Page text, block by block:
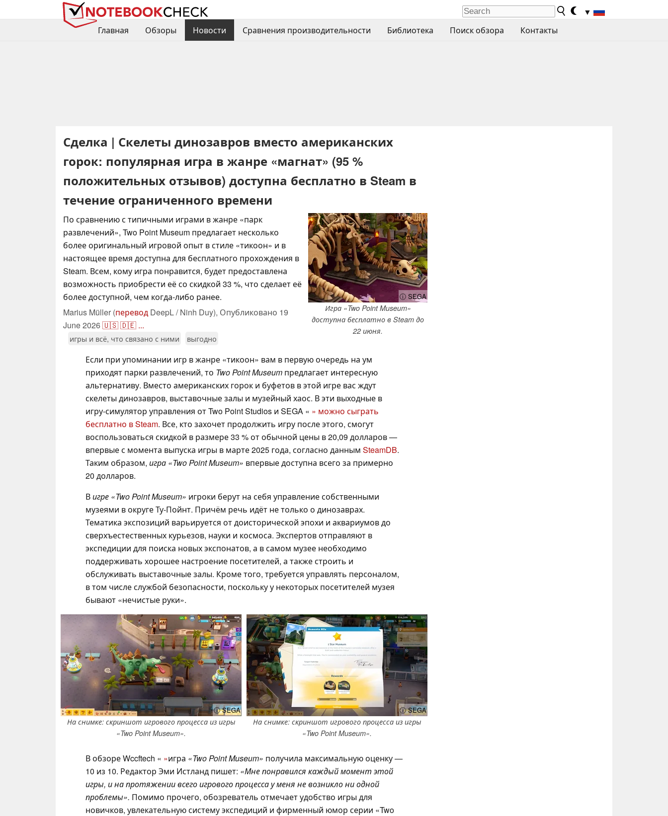
▼
Главная
Обзоры Новости Сравнения производительности Библиотека Поиск обзора Контакты
Сделка | Скелеты динозавров вместо американских
горок: популярная игра в жанре «магнат» (95 %
положительных отзывов) доступна бесплатно в Steam в
течение ограниченного времени
ⓘ SEGA
Игра «Two Point Museum»
доступна бесплатно в Steam до
22 июня.
По сравнению с типичными играми в жанре «парк
развлечений», Two Point Museum предлагает несколько
более оригинальный игровой опыт в стиле «тикоон» и в
настоящее время доступна для бесплатного прохождения в
Steam. Всем, кому игра понравится, будет предоставлена
возможность приобрести её со скидкой 33 %, что сделает её
более доступной, чем когда-либо ранее.
Marius Müller (перевод DeepL / Ninh Duy), Опубликовано 19
June 2026🇺🇸🇩🇪 ...
игры и всё, что связано с ними выгодно
Если при упоминании игр в жанре «тикоон» вам в первую очередь на ум
приходят парки развлечений, то Two Point Museum предлагает интересную
альтернативу. Вместо американских горок и буфетов в этой игре вас ждут
скелеты динозавров, выставочные залы и музейный хаос. В эти выходные в
игру-симулятор управления от Two Point Studios и SEGA « » можно сыграть
бесплатно в Steam. Все, кто захочет продолжить игру после этого, смогут
воспользоваться скидкой в размере 33 % от обычной цены в 20,09 долларов —
впервые с момента выпуска игры в марте 2025 года, согласно данным SteamDB.
Таким образом, игра «Two Point Museum» впервые доступна всего за примерно
20 долларов.
В игре «Two Point Museum» игроки берут на себя управление собственными
музеями в округе Ту-Пойнт. Причём речь идёт не только о динозаврах.
Тематика экспозиций варьируется от доисторической эпохи и аквариумов до
сверхъестественных курьезов, науки и космоса. Экспертов отправляют в
экспедиции для поиска новых экспонатов, а в самом музее необходимо
поддерживать хорошее настроение посетителей, а также строить и
обслуживать выставочные залы. Кроме того, требуется управлять персоналом,
в том числе службой безопасности, поскольку у некоторых посетителей музея
бывают «нечистые руки».
ⓘ SEGA
На снимке: скриншот игрового процесса из игры
«Two Point Museum».
ⓘ SEGA
На снимке: скриншот игрового процесса из игры
«Two Point Museum».
В обзоре Wccftech « »игра «Two Point Museum» получила максимальную оценку —
10 из 10. Редактор Эми Истланд пишет: «Мне понравился каждый момент этой
игры, и на протяжении всего игрового процесса у меня не возникло ни одной
проблемы». Помимо прочего, обозреватель отмечает удобство игры для
новичков, увлекательную систему экспедиций и фирменный юмор серии «Two